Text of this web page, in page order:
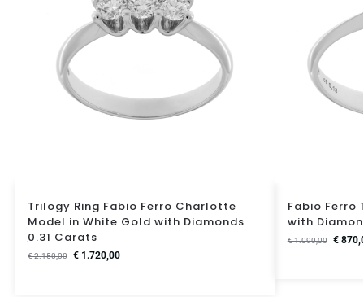
Trilogy Ring Fabio Ferro Charlotte
Model in White Gold with Diamonds
0.31 Carats
€2.150,00 €1.720,00
Fabio Ferro
with
€1.090,00 €